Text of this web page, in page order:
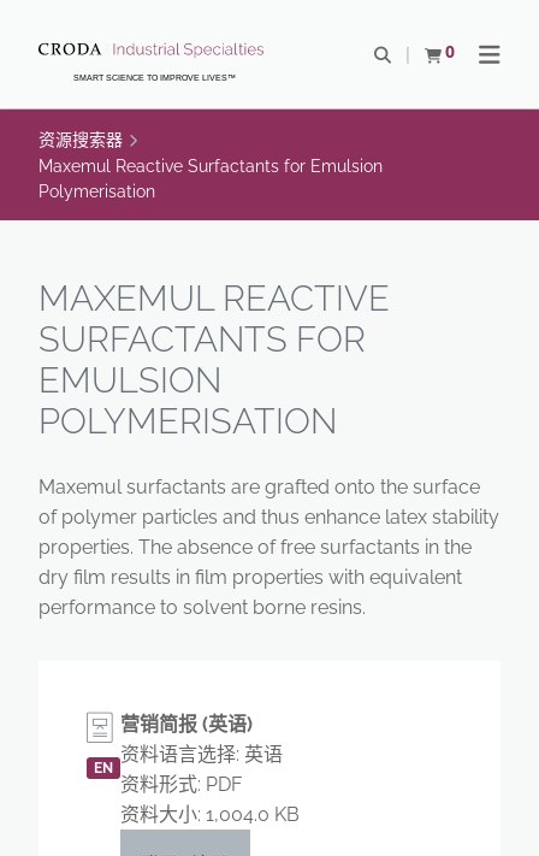
CONTENTSMART SCIENCE TO IMPROVE LIVES™
Open Search
0
查看购物车Open
资源搜索器
Maxemul Reactive Surfactants for Emulsion
Polymerisation
MAXEMUL REACTIVE
SURFACTANTS FOR
EMULSION
POLYMERISATION
Maxemul surfactants are grafted onto the surface
of polymer particles and thus enhance latex stability
properties. The absence of free surfactants in the
dry film results in film properties with equivalent
performance to solvent borne resins.
EN
营销简报 (英语)
资料语言选择: 英语
资料形式: PDF
资料大小: 1,004.0 KB